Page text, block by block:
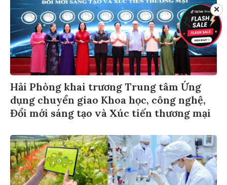
Hải Phòng khai trương Trung tâm Ứng
dụng chuyển giao Khoa học, công nghệ,
Đổi mới sáng tạo và Xúc tiến thương mại
✕